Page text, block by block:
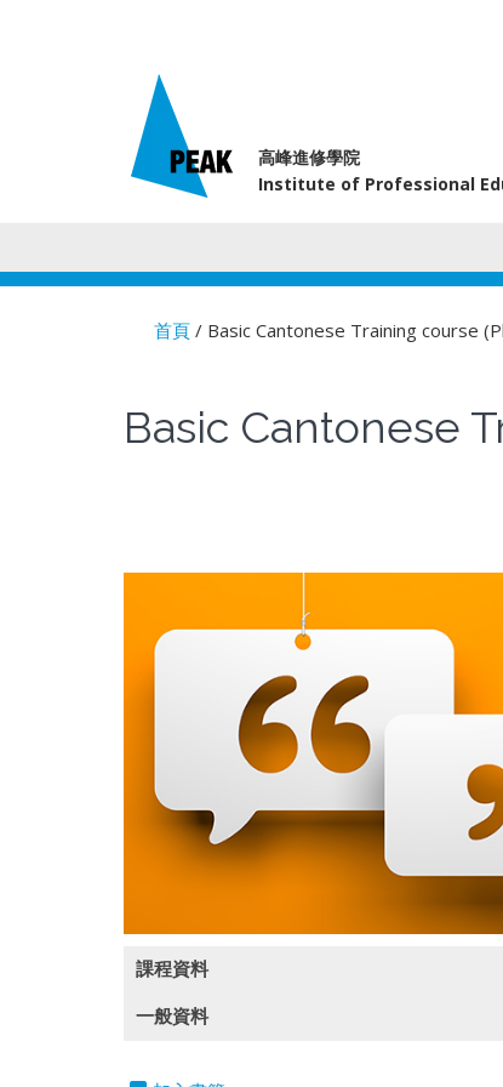
高峰進修學院
Institute of Professional
首頁 / Basic Cantonese Training course
Basic Cantonese
課程資料
一般資料